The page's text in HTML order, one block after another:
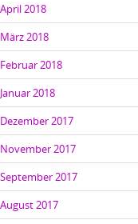
April 2018
März 2018
Februar 2018
Januar 2018
Dezember 2017
November 2017
September 2017
August 2017